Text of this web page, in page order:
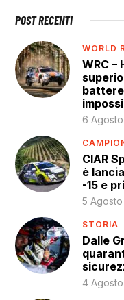
POST RECENTI
WORLD
WRC –
battere
6
CIAR
è
-15 e
5
STORIA
Dalle
4